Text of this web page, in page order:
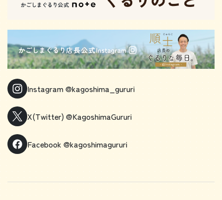
Instagram@kagoshima_gururi
X(Twitter)@KagoshimaGururi
Facebook @kagoshimagururi